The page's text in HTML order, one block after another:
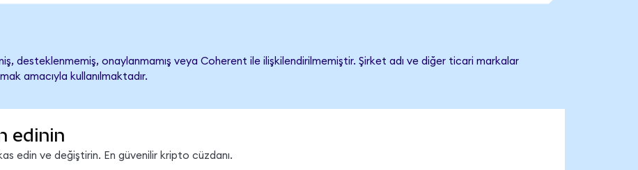
desteklenmemiş, onaylanmamış veya Coherent ile ilişkilendirilmemiştir. Şirket adı ve diğer ticari markalar
amacıyla kullanılmaktadır.
edinin
edin ve değiştirin. En güvenilir kripto cüzdanı.